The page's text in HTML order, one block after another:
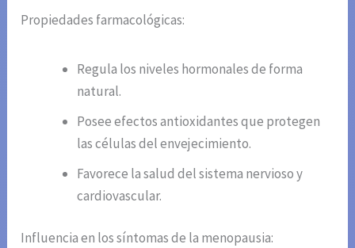
Propiedades farmacológicas:
Regula los niveles hormonales de forma
natural.
Posee efectos antioxidantes que protegen
las células del envejecimiento.
Favorece la salud del sistema nervioso y
cardiovascular.
Influencia en los síntomas de la menopausia: